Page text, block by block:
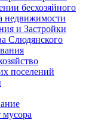
бесхозяйного
недвижимости
и Застройки
Слюдянского
поселений